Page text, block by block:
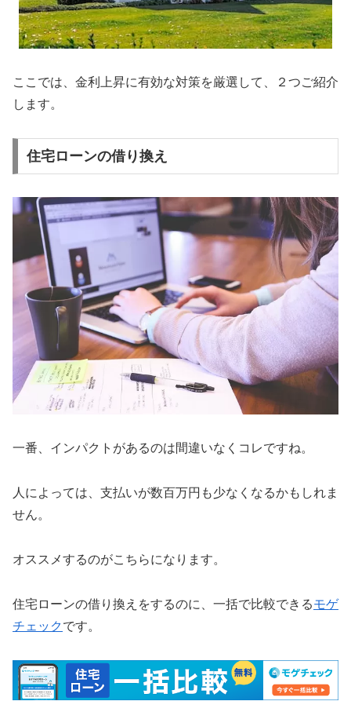
ここでは、金利上昇に有効な対策を厳選して、２つご紹介
します。
住宅ローンの借り換え
一番、インパクトがあるのは間違いなくコレですね。
人によっては、支払いが数百万円も少なくなるかもしれま
せん。
オススメするのがこちらになります。
住宅ローンの借り換えをするのに、一括で比較できるモゲ
チェックです。